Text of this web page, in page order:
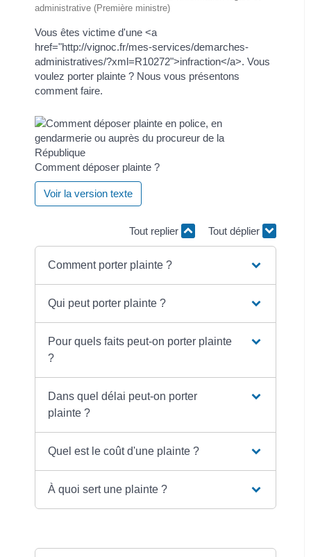
administrative (Première ministre)
Vous êtes victime d'une <a
href="http://vignoc.fr/mes-services/demarches-
administratives/?xml=R10272">infraction</a>. Vous
voulez porter plainte ? Nous vous présentons
comment faire.
Comment déposer plainte ?
Voir la version texte
Tout replier Tout déplier
Comment porter plainte ?
Qui peut porter plainte ?
Pour quels faits peut-on porter plainte
?
Dans quel délai peut-on porter
plainte ?
Quel est le coût d'une plainte ?
À quoi sert une plainte ?